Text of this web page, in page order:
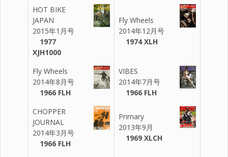
HOT BIKE
JAPAN
2015年1月号
1977
XJH1000
Fly Wheels
2014年12月号
1974 XLH
Fly Wheels
2014年8月号
1966 FLH
VIBES
2014年7月号
1966 FLH
CHOPPER
JOURNAL
2014年3月号
1966 FLH
Primary
2013年9月
1969 XLCH